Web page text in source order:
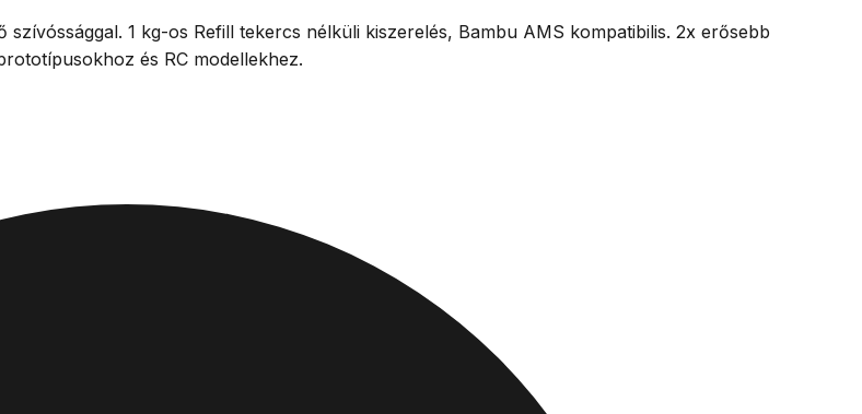
1 kg-os Refill tekercs nélküli kiszerelés, Bambu AMS kompatibilis. 2x erősebb
és RC modellekhez.